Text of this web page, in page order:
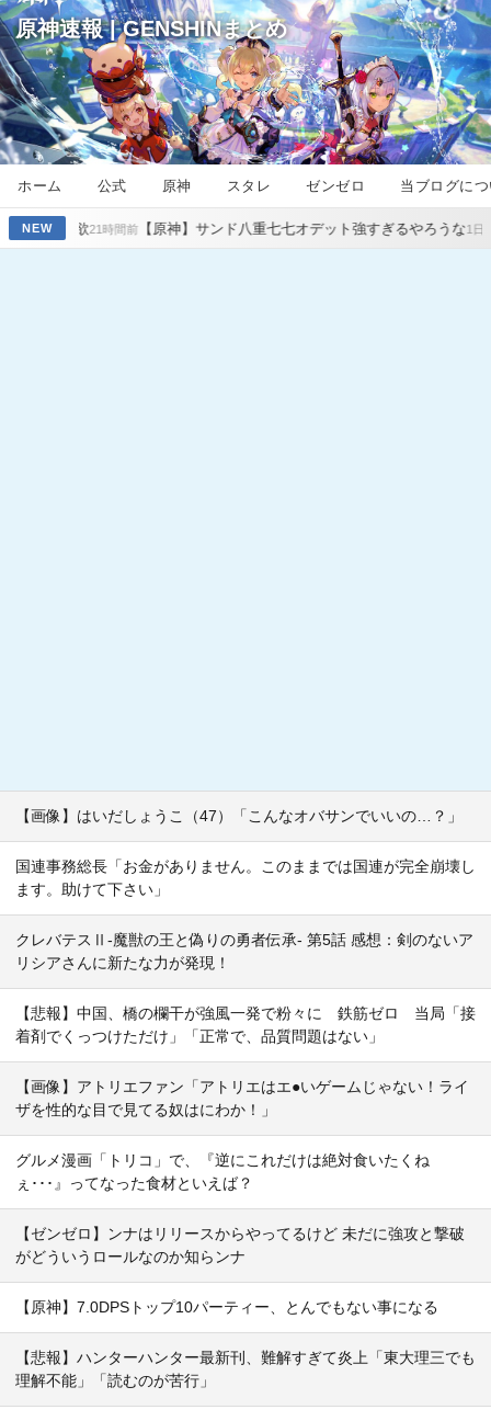
原神速報 | GENSHINまとめ
ホーム 公式 原神 スタレ ゼンゼロ 当ブログに
NEW
時間前【原神】サンド八重七七オデット強すぎるやろうな1日前【原神】瑞希
【画像】はいだしょうこ（47）「こんなオバサンでいいの…？」
国連事務総長「お金がありません。このままでは国連が完全崩壊し
ます。助けて下さい」
クレバテスⅡ-魔獣の王と偽りの勇者伝承- 第5話 感想：剣のないア
リシアさんに新たな力が発現！
【悲報】中国、橋の欄干が強風一発で粉々に 鉄筋ゼロ 当局「接
着剤でくっつけただけ」「正常で、品質問題はない」
【画像】アトリエファン「アトリエはエ●いゲームじゃない！ライ
ザを性的な目で見てる奴はにわか！」
グルメ漫画「トリコ」で、『逆にこれだけは絶対食いたくね
ぇ･･･』ってなった食材といえば？
【ゼンゼロ】ンナはリリースからやってるけど 未だに強攻と撃破
がどういうロールなのか知らンナ
【原神】7.0DPSトップ10パーティー、とんでもない事になる
【悲報】ハンターハンター最新刊、難解すぎて炎上「東大理三でも
理解不能」「読むのが苦行」